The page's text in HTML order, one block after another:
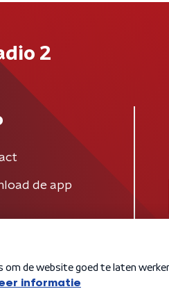
2
de app